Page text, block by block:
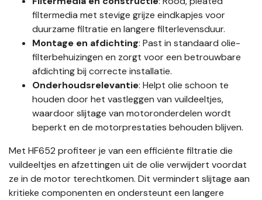
filtermedia met stevige grijze eindkapjes voor
duurzame filtratie en langere filterlevensduur.
Montage en afdichting: Past in standaard olie-
filterbehuizingen en zorgt voor een betrouwbare
afdichting bij correcte installatie.
Onderhoudsrelevantie: Helpt olie schoon te
houden door het vastleggen van vuildeeltjes,
waardoor slijtage van motoronderdelen wordt
beperkt en de motorprestaties behouden blijven.
Met HF652 profiteer je van een efficiënte filtratie die
vuildeeltjes en afzettingen uit de olie verwijdert voordat
ze in de motor terechtkomen. Dit vermindert slijtage aan
kritieke componenten en ondersteunt een langere